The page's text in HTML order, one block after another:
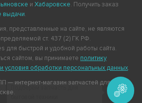
иХабаровске. Получить заказ
выдачи.
представленные на сайте, не являются
ст. 437 (2) ГК РФ.
для быстрой и удобной работы сайта.
сайтом, вы принимаете политику
условия обработки персональных данных.
— интернет-магазин запчастей для
Подберём запчасть для
бытовой техники